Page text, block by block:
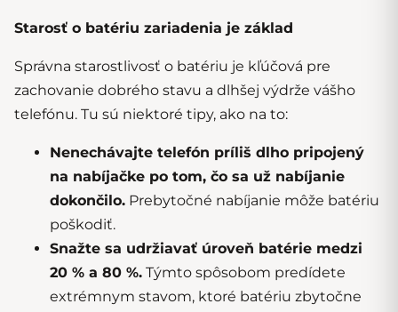
Starosť o batériu zariadenia je základ
Správna starostlivosť o batériu je kľúčová pre
zachovanie dobrého stavu a dlhšej výdrže vášho
telefónu. Tu sú niektoré tipy, ako na to:
Nenechávajte telefón príliš dlho pripojený
na nabíjačke po tom, čo sa už nabíjanie
dokončilo. Prebytočné nabíjanie môže batériu
poškodiť.
Snažte sa udržiavať úroveň batérie medzi
20 % a 80 %. Týmto spôsobom predídete
extrémnym stavom, ktoré batériu zbytočne